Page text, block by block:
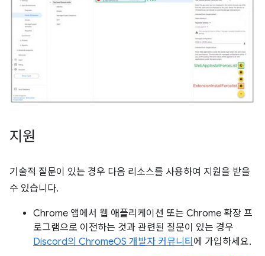
지원
기술적 질문이 있는 경우 다음 리소스를 사용하여 지원을 받을
수 있습니다.
Chrome 앱에서 웹 애플리케이션 또는 Chrome 확장 프
로그램으로 이전하는 것과 관련된 질문이 있는 경우
Discord의 ChromeOS 개발자 커뮤니티 에 가입하세요.